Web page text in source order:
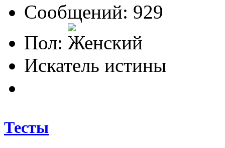
Сообщений: 929
Пол:
Искатель истины
Тесты